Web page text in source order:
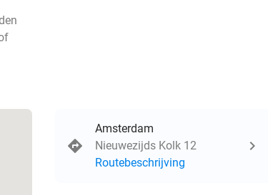
Amsterdam
Nieuwezijds Kolk 12
Routebeschrijving